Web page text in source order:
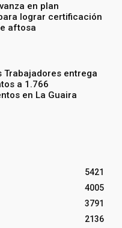
en plan
lograr certificación
aftosa
Trabajadores entrega
a 1.766
en La Guaira
5421
4005
3791
2136